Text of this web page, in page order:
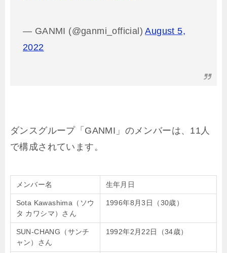
— GANMI (@ganmi_official)August 5,
2022
ダンスグループ「GANMI」のメンバーは、11人
で構成されています。
メンバー名 生年月日
Sota Kawashima（ソウ
タ カワシマ）さん
1996年8月3日（30歳）
SUN-CHANG（サンチ
ャン）さん
1992年2月22日（34歳）